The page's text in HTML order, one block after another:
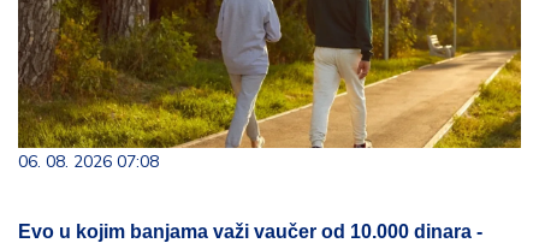
06. 08. 2026 07:08
Evo u kojim banjama važi vaučer od 10.000 dinara -